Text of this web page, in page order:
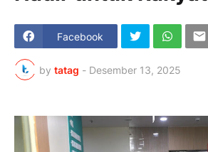
Facebook
by tatag - Desember 13, 2025